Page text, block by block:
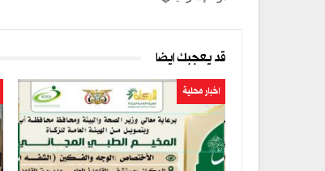
قد يعجبك ايضا
اخبار محلية